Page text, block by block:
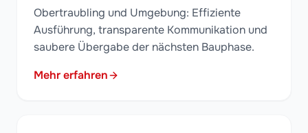
Obertraubling und Umgebung: Effiziente
Ausführung, transparente Kommunikation und
saubere Übergabe der nächsten Bauphase.
Mehr erfahren